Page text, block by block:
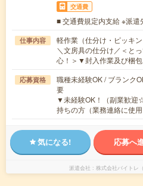
交通費
■ 交通費規定内支給 ※派遣
仕事内容
軽作業（仕分け・ピッキ
＼文房具の仕分け／＜と
心！＞▼封入作業及び梱
応募資格
職種未経験OK / ブランク
要
▼未経験OK！（副業歓
持ちの方（業務連絡に使
気になる! 応募へ
派遣会社 株式会社バイトレ